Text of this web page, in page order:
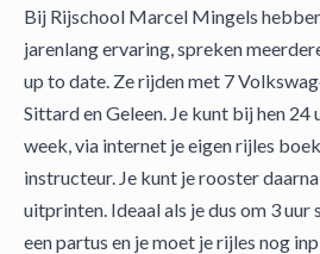
Bij Rijschool Marcel Mingels
jarenlang ervaring, spreken
up to date. Ze rijden met 7
Sittard en Geleen. Je kunt bij hen 24
week, via internet je eigen rijles
instructeur. Je kunt je rooster
uitprinten. Ideaal als je dus om 3 uur
een partus en je moet je rijles nog